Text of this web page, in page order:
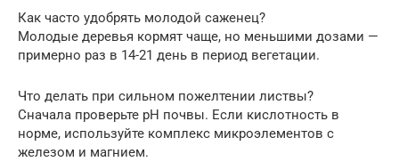
Как часто удобрять молодой саженец?
Молодые деревья кормят чаще, но меньшими дозами —
примерно раз в 14-21 день в период вегетации.
Что делать при сильном пожелтении листвы?
Сначала проверьте pH почвы. Если кислотность в
норме, используйте комплекс микроэлементов с
железом и магнием.